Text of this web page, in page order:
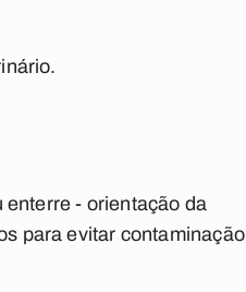
enterre - orientação da
para evitar contaminação